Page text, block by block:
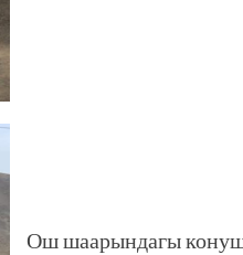
Ош шаарындагы